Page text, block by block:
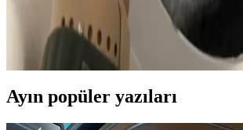
Köpek araba koltuğu kılıfındaki kauçuk
tahliye sistemine zarar verme ihtimali ve bu
gereken pompa, filtre temizliği ile makine
anlatılmaktadır.
Ayın popüler yazıları